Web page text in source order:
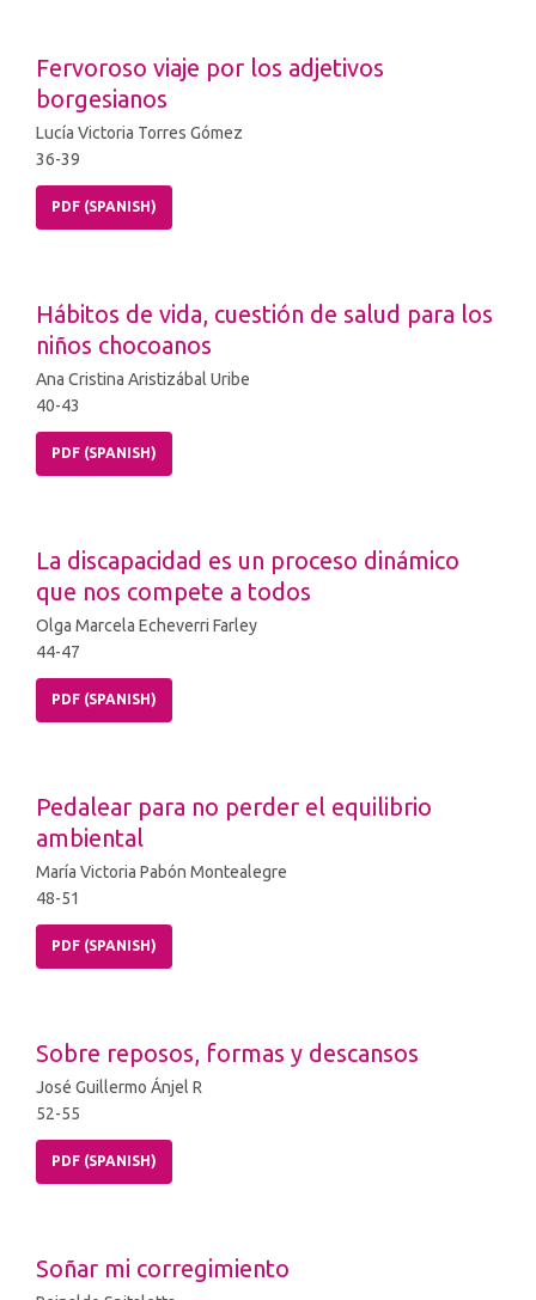
Fervoroso viaje por los adjetivos
borgesianos
Lucía Victoria Torres Gómez
36-39
PDF (SPANISH)
Hábitos de vida, cuestión de salud para los
niños chocoanos
Ana Cristina Aristizábal Uribe
40-43
PDF (SPANISH)
La discapacidad es un proceso dinámico
que nos compete a todos
Olga Marcela Echeverri Farley
44-47
PDF (SPANISH)
Pedalear para no perder el equilibrio
ambiental
María Victoria Pabón Montealegre
48-51
PDF (SPANISH)
Sobre reposos, formas y descansos
José Guillermo Ánjel R
52-55
PDF (SPANISH)
Soñar mi corregimiento